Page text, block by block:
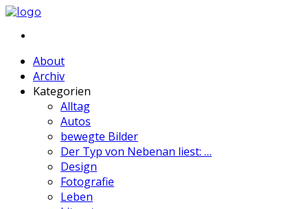
About
Archiv
Kategorien
Alltag
Autos
bewegte Bilder
Der Typ von Nebenan liest: …
Design
Fotografie
Leben